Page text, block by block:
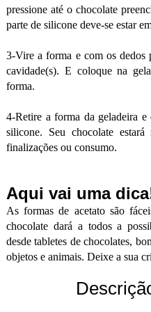
pressione até o chocolate
parte de silicone deve-se estar
3-Vire a forma e com os dedos
cavidade(s). E coloque na
forma.
4-Retire a forma da geladeira
silicone. Seu chocolate
finalizações ou consumo.
Aqui vai uma
As formas de acetato são
chocolate dará a todos a
desde tabletes de chocolates,
objetos e animais. Deixe a sua